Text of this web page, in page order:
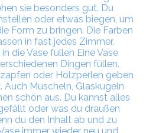
sie besonders gut. Du
oder etwas biegen, um
Form zu bringen. Die Farben
in fast jedes Zimmer.
die Vase füllen Eine Vase
Dingen füllen.
oder Holzperlen geben
Auch Muscheln, Glaskugeln
schön aus. Du kannst alles
oder was du draußen
du den Inhalt ab und zu